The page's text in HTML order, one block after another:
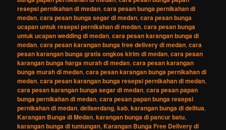
resepsi pernikahan di medan,cara pesan bunga pernikahan di
medan,cara pesan bunga segar di medan,cara pesan bunga
ucapan untuk resepsi pernikahan di medan,cara pesan bunga
untuk ucapan wedding di medan,cara pesan karangan bunga di
medan,cara pesan karangan bunga free delivery di medan,cara
pesan karangan bunga gratis ongkos kirim di medan,cara pesan
karangan bunga harga murah di medan,cara pesan karangan
bunga murah di medan,cara pesan karangan bunga pernikahan di
medan,cara pesan karangan bunga resepsi pernikahan di medan,
cara pesan karangan bunga segar di medan,cara pesan papan
bunga pernikahan di medan,cara pesan papan bunga resepsi
pernikahan di medan,deliserdang,kab,karangan bunga di delitua,
Karangan Bunga di Medan,karangan bunga di pancur batu,
karangan bunga di tuntungan,Karangan Bunga Free Delivery di